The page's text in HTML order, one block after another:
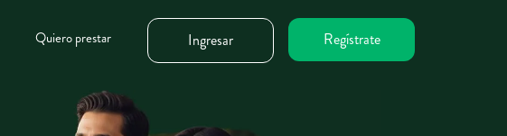
Quiero prestar Ingresar Regístrate